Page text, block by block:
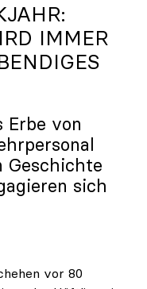
IMMER
Erbe von
Geschichte
sich
vor 80